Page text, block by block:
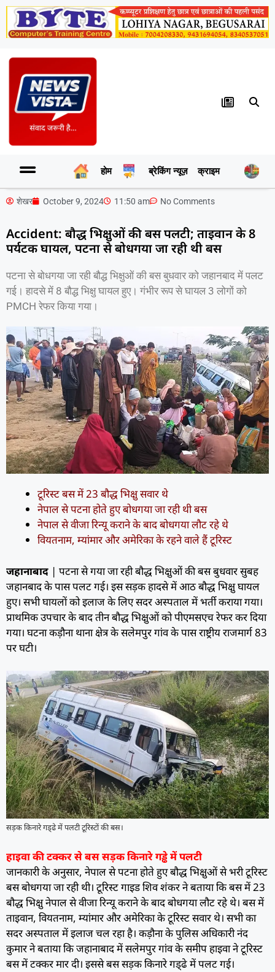
होम ब्रेकिंग न्यूज़ क्राइम
शेखर October 9, 2024 11:50 am No Comments
Accident: बौद्ध भिक्षुओं की बस पलटी; ताइवान के 8
पर्यटक घायल, पटना से बोधगया जा रही थी बस
पटना से बोधगया जा रही बौद्ध भिक्षुओं की बस बुधवार को जहानबाद में पलट
गई। हादसे में 8 बौद्ध भिक्षु घायल हुए। गंभीर रूप से घायल 3 लोगों को
PMCH रेफर किया गया।
टूरिस्ट बस में 23 बौद्ध भिक्षु सवार थे
नेपाल से पटना होते हुए बोधगया जा रही थी बस
नेपाल से वीजा रिन्यू कराने के बाद बोधगया लौट रहे थे
वियतनाम, म्यांमार और अमेरिका के रहने वाले हैं टूरिस्ट
जहानाबाद | पटना से गया जा रही बौद्ध भिक्षुओं की बस बुधवार सुबह
जहानबाद के पास पलट गई। इस सड़क हादसे में आठ बौद्ध भिक्षु घायल
हुए। सभी घायलों को इलाज के लिए सदर अस्पताल में भर्ती कराया गया।
प्राथमिक उपचार के बाद तीन बौद्ध भिक्षुओं को पीएमसएच रेफर कर दिया
गया। घटना कड़ौना थाना क्षेत्र के सलेमपुर गांव के पास राष्ट्रीय राजमार्ग 83
पर घटी।
सड़क किनारे गड्‌ढे में पलटी टूरिस्टों की बस।
हाइवा की टक्कर से बस सड़क किनारे गड्ढे में पलटी
जानकारी के अनुसार, नेपाल से पटना होते हुए बौद्ध भिक्षुओं से भरी टूरिस्ट
बस बोधगया जा रही थी। टूरिस्ट गाइड शिव शंकर ने बताया कि बस में 23
बौद्ध भिक्षु नेपाल से वीजा रिन्यू कराने के बाद बोधगया लौट रहे थे। बस में
ताइवान, वियतनाम, म्यांमार और अमेरिका के टूरिस्ट सवार थे। सभी का
सदर अस्पताल में इलाज चल रहा है। कड़ौना के पुलिस अधिकारी नंद
कुमार ने बताया कि जहानाबाद में सलेमपुर गांव के समीप हाइवा ने टूरिस्ट
बस में टक्कर मार दी। इससे बस सड़क किनारे गड्‌ढे में पलट गई।